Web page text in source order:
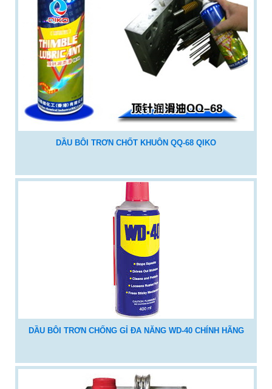
DẦU BÔI TRƠN CHỐT KHUÔN QQ-68 QIKO
DẦU BÔI TRƠN CHỐNG GỈ ĐA NĂNG WD-40 CHÍNH HÃNG